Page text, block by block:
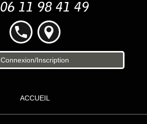
Connexion/Inscription
ACCUEIL